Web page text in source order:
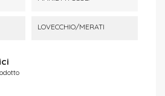
LOVECCHIO/MERATI